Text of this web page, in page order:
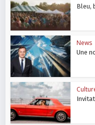
Bleu,
News
Une